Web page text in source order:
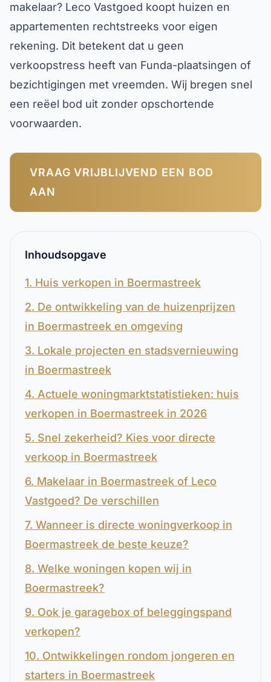
makelaar? Leco Vastgoed koopt huizen en
appartementen rechtstreeks voor eigen
rekening. Dit betekent dat u geen
verkoopstress heeft van Funda-plaatsingen of
bezichtigingen met vreemden. Wij bregen snel
een reëel bod uit zonder opschortende
voorwaarden.
VRAAG VRIJBLIJVEND EEN BOD
AAN
Inhoudsopgave
1. Huis verkopen in Boermastreek
2. De ontwikkeling van de huizenprijzen
in Boermastreek en omgeving
3. Lokale projecten en stadsvernieuwing
in Boermastreek
4. Actuele woningmarktstatistieken: huis
verkopen in Boermastreek in 2026
5. Snel zekerheid? Kies voor directe
verkoop in Boermastreek
6. Makelaar in Boermastreek of Leco
Vastgoed? De verschillen
7. Wanneer is directe woningverkoop in
Boermastreek de beste keuze?
8. Welke woningen kopen wij in
Boermastreek?
9. Ook je garagebox of beleggingspand
verkopen?
10. Ontwikkelingen rondom jongeren en
starters in Boermastreek